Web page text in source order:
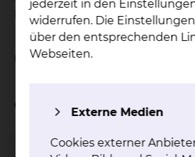
Beschäftigungsmöglichkeiten
Unser Team
Geschäftsbereichsleiter
jederzeit in den
widerrufen. Die
über den entsprechenden
Webseiten.
Externe Medien
Cookies externer